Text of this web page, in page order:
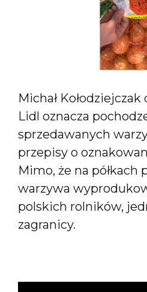
Michał
Lidl oznacza
sprzedawanych
przepisy o
Mimo, że na półkach
warzywa
polskich rolników,
zagranicy.